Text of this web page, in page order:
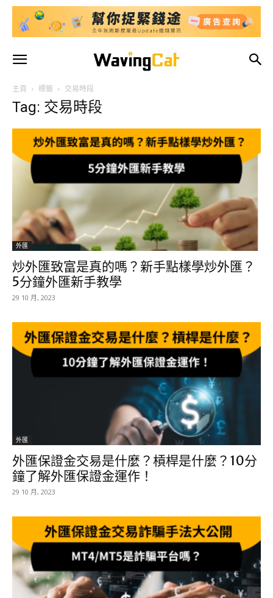
主頁 標籤 交易時段
Tag: 交易時段
外匯
炒外匯致富是真的嗎？新手點樣學炒外匯？
5分鐘外匯新手教學
29 10 月, 2023
外匯
外匯保證金交易是什麼？槓桿是什麼？10分
鐘了解外匯保證金運作！
29 10 月, 2023